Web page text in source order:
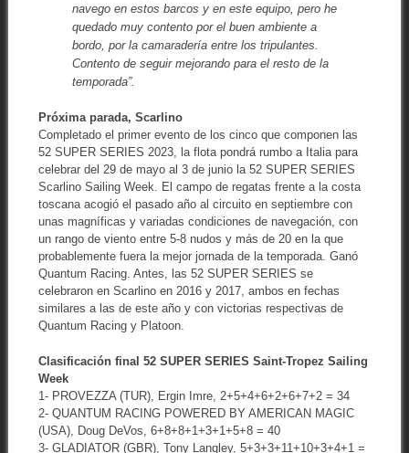
navego en estos barcos y en este equipo, pero he
quedado muy contento por el buen ambiente a
bordo, por la camaradería entre los tripulantes.
Contento de seguir mejorando para el resto de la
temporada”.
Próxima parada, Scarlino
Completado el primer evento de los cinco que componen las
52 SUPER SERIES 2023, la flota pondrá rumbo a Italia para
celebrar del 29 de mayo al 3 de junio la 52 SUPER SERIES
Scarlino Sailing Week. El campo de regatas frente a la costa
toscana acogió el pasado año al circuito en septiembre con
unas magníficas y variadas condiciones de navegación, con
un rango de viento entre 5-8 nudos y más de 20 en la que
probablemente fuera la mejor jornada de la temporada. Ganó
Quantum Racing. Antes, las 52 SUPER SERIES se
celebraron en Scarlino en 2016 y 2017, ambos en fechas
similares a las de este año y con victorias respectivas de
Quantum Racing y Platoon.
Clasificación final 52 SUPER SERIES Saint-Tropez Sailing
Week
1- PROVEZZA (TUR), Ergin Imre, 2+5+4+6+2+6+7+2 = 34
2- QUANTUM RACING POWERED BY AMERICAN MAGIC
(USA), Doug DeVos, 6+8+8+1+3+1+5+8 = 40
3- GLADIATOR (GBR), Tony Langley, 5+3+3+11+10+3+4+1 =